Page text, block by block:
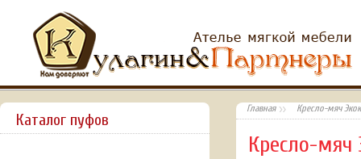
Каталог пуфов
Главная Кресло-мяч
Кресло-мяч